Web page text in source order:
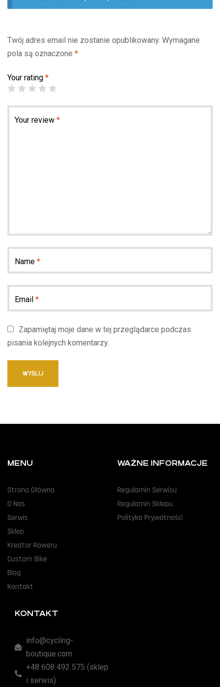
Twój adres email nie zostanie opublikowany. Wymagane
pola są oznaczone *
Your rating *
Your review *
Name *
Email *
Zapamiętaj moje dane w tej przeglądarce podczas
pisania kolejnych komentarzy.
MENU
Strona Główna
O Nas
Serwis
Sklep
Kreator Roweru
Custom Bike
Blog
Kontakt
WAŻNE INFORMACJE
Regulamin Serwisu
Regulamin Sklepu
Polityka Prywatności
KONTAKT
info@cycling-
boutique.com
+48 608 492 575 (sklep
i serwis)